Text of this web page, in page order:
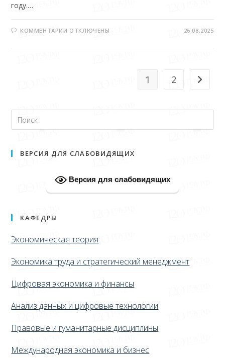
году.…
КОММЕНТАРИИ ОТКЛЮЧЕНЫ 26.08.2025
1 2
ВЕРСИЯ ДЛЯ СЛАБОВИДЯЩИХ
Версия для слабовидящих
КАФЕДРЫ
Экономическая теория
Экономика труда и стратегический менеджмент
Цифровая экономика и финансы
Анализ данных и цифровые технологии
Правовые и гуманитарные дисциплины
Международная экономика и бизнес